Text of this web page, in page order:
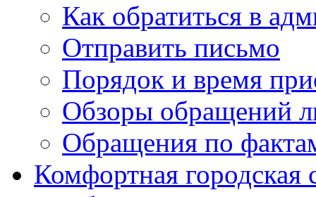
Как обратиться в
Отправить письмо
Порядок и время
Обзоры обращений
Обращения по
Комфортная городская